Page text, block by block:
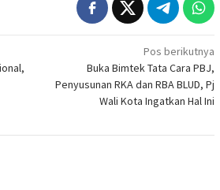
Pos berikutnya
Buka Bimtek Tata Cara PBJ,
Penyusunan RKA dan RBA BLUD, Pj
Wali Kota Ingatkan Hal Ini